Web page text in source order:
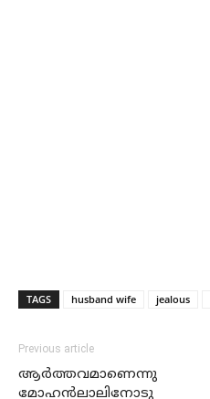
TAGS husband wife jealous
Previous article
ആര്‍ത്തവമാണെന്നു
മോഹന്‍ലാലിനോടു